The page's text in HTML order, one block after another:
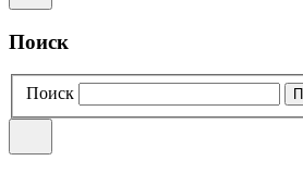
Поиск
Поиск